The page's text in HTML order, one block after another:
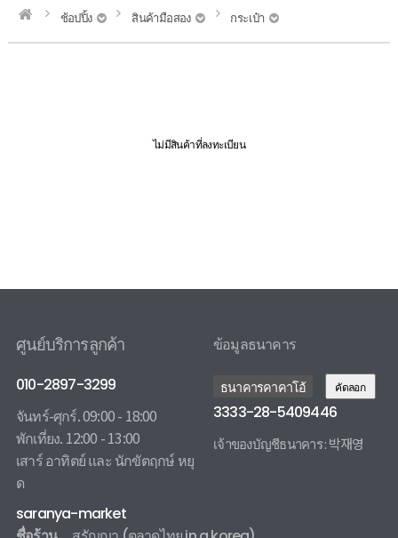
ช้อปปิ้ง สินค้ามือสอง กระเป๋า
ไม่มีสินค้าที่ลงทะเบียน
ศูนย์บริการลูกค้า
010-2897-3299
จันทร์-ศุกร์. 09:00 - 18:00
พักเที่ยง. 12:00 - 13:00
เสาร์ อาทิตย์ และ นักขัตฤกษ์ หยุ
ด
ข้อมูลธนาคาร
ธนาคารคาคาโอ้ คัดลอก
3333-28-5409446
เจ้าของบัญชีธนาคาร : 박재영
saranya-market